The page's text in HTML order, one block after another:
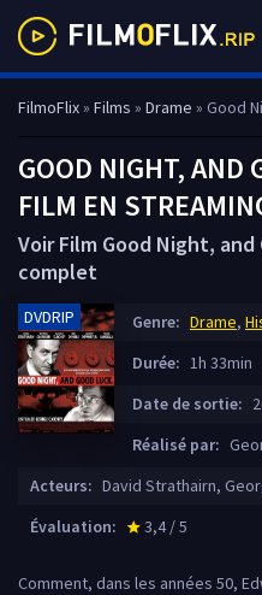
FilmoFlix» Films » Drame » Good
GOOD NIGHT, AND
FILM EN
Voir Film Good Night,
complet
DVDRIP Genre: Drame,
Durée: 1h 33min
Date de sortie:
Réalisé par:
Acteurs: David Strathairn,
Évaluation:
star_rate
3,4 / 5
Comment, dans les années 50,